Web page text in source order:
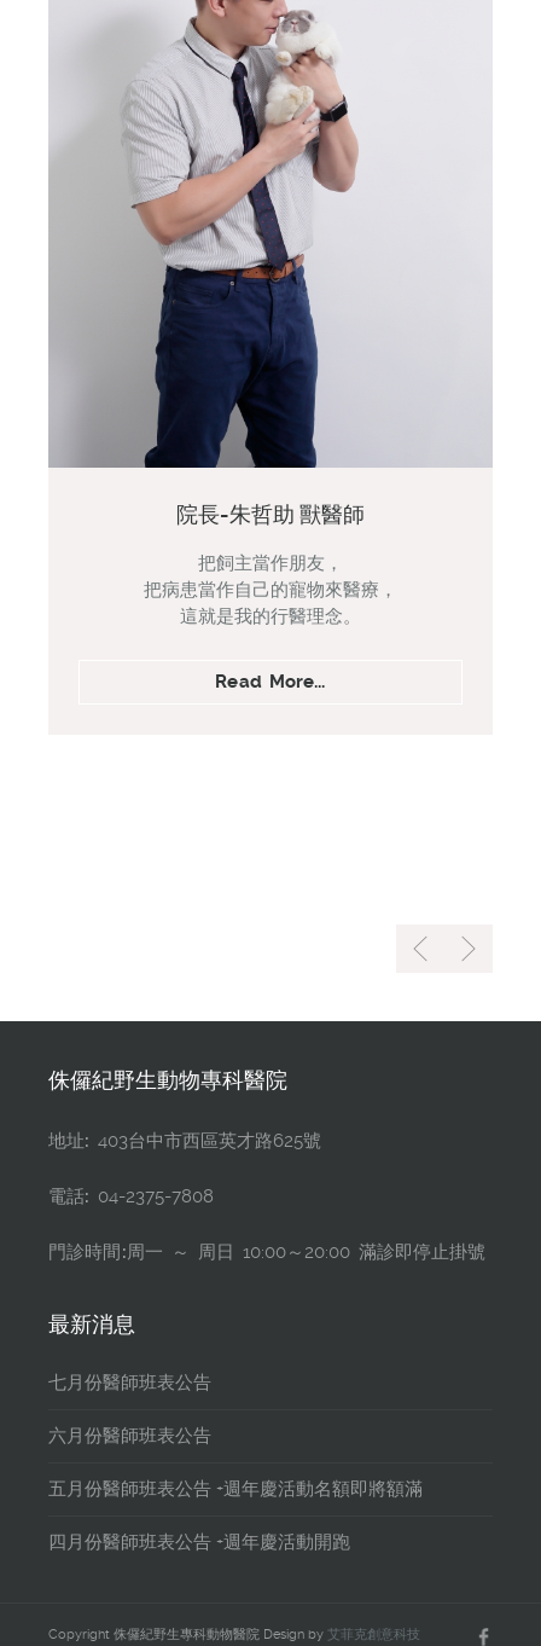
院長-朱哲助 獸醫師
把飼主當作朋友，
把病患當作自己的寵物來醫療，
這就是我的行醫理念。
Read More...
侏儸紀野生動物專科醫院
地址: 403台中市西區英才路625號
電話: 04-2375-7808
門診時間:周一 ～ 周日 10:00～20:00 滿診即停止掛號
最新消息
七月份醫師班表公告
六月份醫師班表公告
五月份醫師班表公告 +週年慶活動名額即將額滿
四月份醫師班表公告 +週年慶活動開跑
Copyright 侏儸紀野生專科動物醫院 Design by 艾菲克創意科技